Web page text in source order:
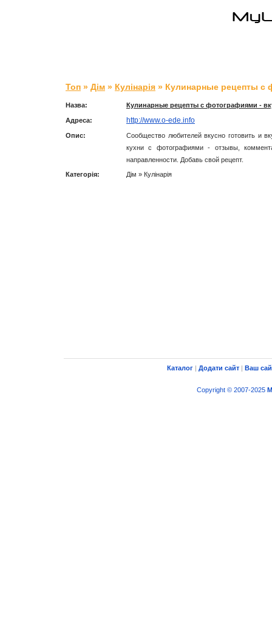
Топ » Дім » Кулінарія » Кулинарные рецепты с
Назва: Кулинарные рецепты с фотографиями -
Адреса: http://www.o-ede.info
Опис:
Сообщество любителей вкусно готовить и
кухни с фотографиями - отзывы,
направленности. Добавь свой рецепт.
Категорія:
Дім » Кулінарія
Каталог | Додати сайт | Ваш
Copyright © 2007-2025